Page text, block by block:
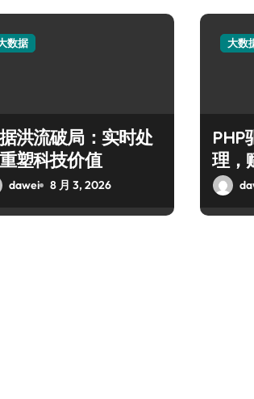
数据
洪流破局：实时处
塑科技价值
dawei 8 月 3, 2026
大数
PHP
理，